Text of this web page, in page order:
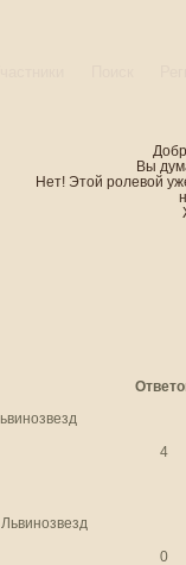
Вы
Нет! Этой ролевой
4
Львинозвезд
0